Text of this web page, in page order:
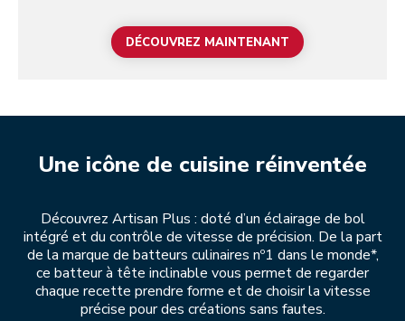
DÉCOUVREZ MAINTENANT
Une icône de cuisine réinventée
Découvrez Artisan Plus : doté d’un éclairage de bol
intégré et du contrôle de vitesse de précision. De la part
de la marque de batteurs culinaires nº1 dans le monde*,
ce batteur à tête inclinable vous permet de regarder
chaque recette prendre forme et de choisir la vitesse
précise pour des créations sans fautes.